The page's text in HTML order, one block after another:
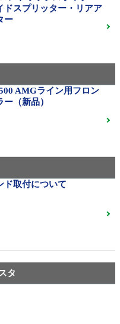
Exlete鍛造23インチ W463A G63
ハ純正20インチホイール
成約済
ドスプリッター・リアア
ー
AMGライン用フロン
ー（新品）
ド取付について
タ